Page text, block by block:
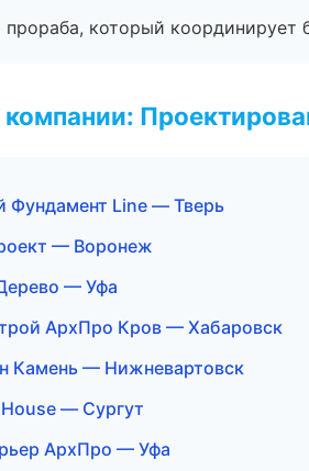
прораба, который координирует
Фундамент Line — Тверь
— Воронеж
— Уфа
АрхПро Кров — Хабаровск
Камень — Нижневартовск
— Сургут
АрхПро — Уфа